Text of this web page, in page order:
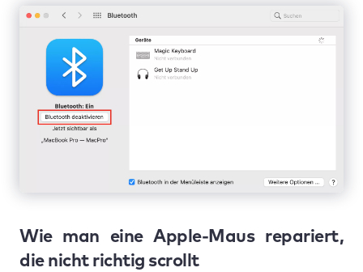
Wie man eine Apple-Maus repariert,
die nicht richtig scrollt